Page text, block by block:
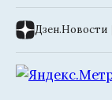
Дзен.Новости